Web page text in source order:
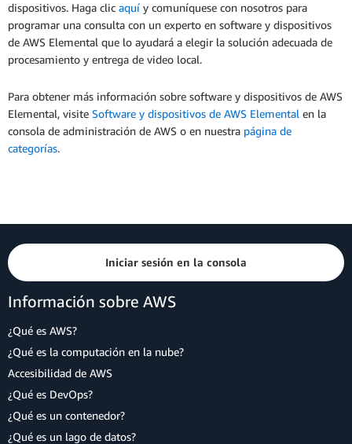
dispositivos. Haga clic aquí y comuníquese con nosotros para
programar una consulta con un experto en software y dispositivos
de AWS Elemental que lo ayudará a elegir la solución adecuada de
procesamiento y entrega de video local.
Para obtener más información sobre software y dispositivos de AWS
Elemental, visite Software y dispositivos de AWS Elemental en la
consola de administración de AWS o en nuestra página de
categorías.
Iniciar sesión en la consola
Información sobre AWS
¿Qué es AWS?
¿Qué es la computación en la nube?
Accesibilidad de AWS
¿Qué es DevOps?
¿Qué es un contenedor?
¿Qué es un lago de datos?